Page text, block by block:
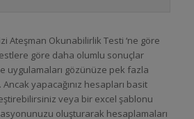
Ateşman Okunabilirlik Testi ‘ne göre
göre daha olumlu sonuçlar
uygulamaları gözünüze pek fazla
yapacağınız hesapları basit
veya bir excel şablonu
oluşturarak hesaplamaları